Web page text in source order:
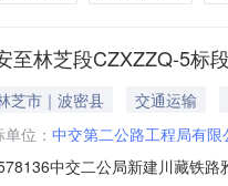
至林芝段CZXZZQ-5标
芝市｜波密县
交通运输
位： 中交第二公路工程局有限
中交二公局新建川藏铁